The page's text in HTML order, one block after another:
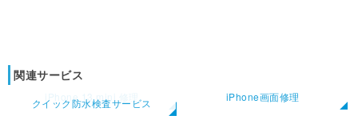
関連サービス
iPhone 13 mini 修理 iPhone画面修理
クイック防水検査サービス